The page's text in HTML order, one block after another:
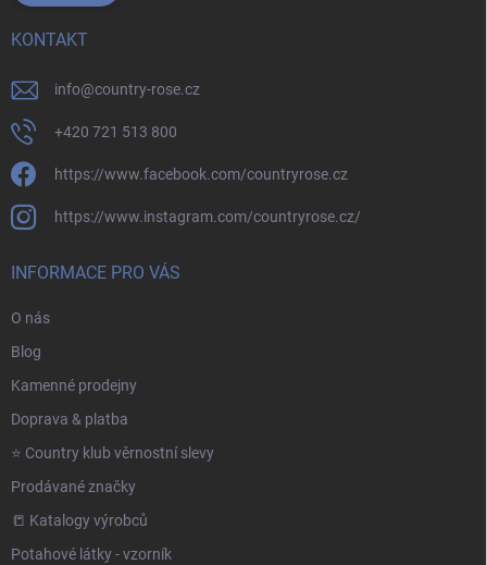
KONTAKT
info@country-rose.cz
+420 721 513 800
https://www.facebook.com/countryrose.cz
https://www.instagram.com/countryrose.cz/
INFORMACE PRO VÁS
O nás
Blog
Kamenné prodejny
Doprava & platba
⭐️ Country klub věrnostní slevy
Prodávané značky
📒 Katalogy výrobců
Potahové látky - vzorník